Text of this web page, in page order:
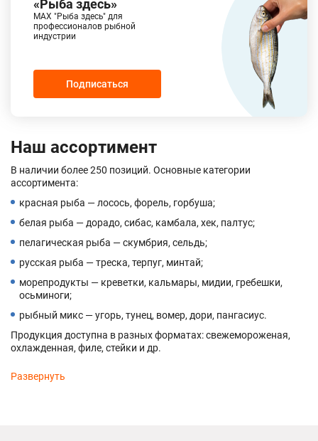
«Рыба здесь»
MAX "Рыба здесь" для
профессионалов рыбной
индустрии
Подписаться
Наш ассортимент
В наличии более 250 позиций. Основные категории
ассортимента:
красная рыба — лосось, форель, горбуша;
белая рыба — дорадо, сибас, камбала, хек, палтус;
пелагическая рыба — скумбрия, сельдь;
русская рыба — треска, терпуг, минтай;
морепродукты — креветки, кальмары, мидии, гребешки,
осьминоги;
рыбный микс — угорь, тунец, вомер, дори, пангасиус.
Продукция доступна в разных форматах: свежемороженая,
охлажденная, филе, стейки и др.